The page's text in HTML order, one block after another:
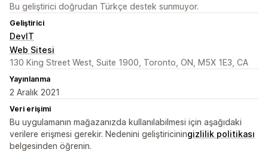
Bu geliştirici doğrudan Türkçe destek sunmuyor.
Geliştirici
DevIT
Web Sitesi
130 King Street West, Suite 1900, Toronto, ON, M5X 1E3, CA
Yayınlanma
2 Aralık 2021
Veri erişimi
Bu uygulamanın mağazanızda kullanılabilmesi için aşağıdaki
verilere erişmesi gerekir. Nedenini geliştiriciningizlilik politikası
belgesinden öğrenin.